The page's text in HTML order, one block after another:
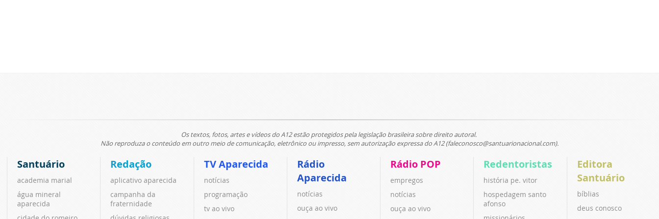
Os textos, fotos, artes e vídeos do A12 estão protegidos pela legislação brasileira sobre direito autoral.
Não reproduza o conteúdo em outro meio de comunicação, eletrônico ou impresso, sem autorização expressa do A12 (faleconosco@santuarionacional.com).
Santuário
academia marial
água mineral
aparecida
Redação
aplicativo aparecida
campanha da
fraternidade
TV Aparecida
notícias
programação
tv ao vivo
Rádio
Aparecida
notícias
ouça ao vivo
Rádio POP
empregos
notícias
ouça ao vivo
Redentoristas
história pe. vitor
hospedagem santo
afonso
Editora
Santuário
bíblias
deus conosco